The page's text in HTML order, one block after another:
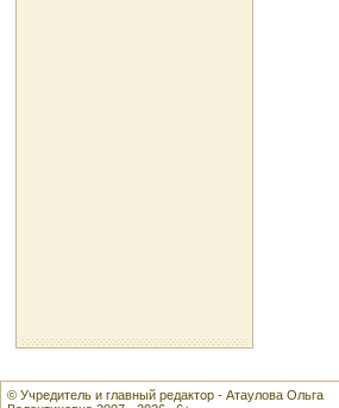
© Учредитель и главный редактор - Атаулова Ольга